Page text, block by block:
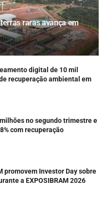
raras avança em
digital de 10 mil
recuperação ambiental em
no segundo trimestre e
com recuperação
promovem Investor Day sobre
a EXPOSIBRAM 2026